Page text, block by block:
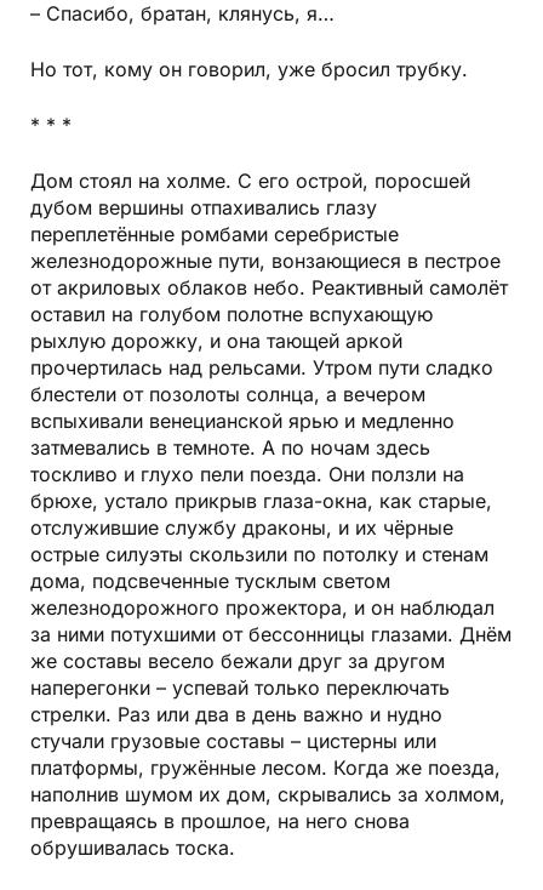
– Спасибо, братан, клянусь, я…
Но тот, кому он говорил, уже бросил трубку.
* * *
Дом стоял на холме. С его острой, поросшей
дубом вершины отпахивались глазу
переплетённые ромбами серебристые
железнодорожные пути, вонзающиеся в пестрое
от акриловых облаков небо. Реактивный самолёт
оставил на голубом полотне вспухающую
рыхлую дорожку, и она тающей аркой
прочертилась над рельсами. Утром пути сладко
блестели от позолоты солнца, а вечером
вспыхивали венецианской ярью и медленно
затмевались в темноте. А по ночам здесь
тоскливо и глухо пели поезда. Они ползли на
брюхе, устало прикрыв глаза-окна, как старые,
отслужившие службу драконы, и их чёрные
острые силуэты скользили по потолку и стенам
дома, подсвеченные тусклым светом
железнодорожного прожектора, и он наблюдал
за ними потухшими от бессонницы глазами. Днём
же составы весело бежали друг за другом
наперегонки – успевай только переключать
стрелки. Раз или два в день важно и нудно
стучали грузовые составы – цистерны или
платформы, гружённые лесом. Когда же поезда,
наполнив шумом их дом, скрывались за холмом,
превращаясь в прошлое, на него снова
обрушивалась тоска.